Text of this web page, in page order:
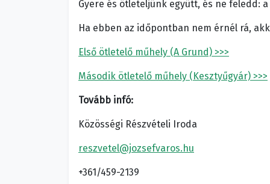
Gyere és ötleteljünk együtt, és ne feledd:
Ha ebben az időpontban nem érnél rá,
Első ötletelő műhely (A Grund) >>>
Második ötletelő műhely (Kesztyűgyár) >>>
Tovább infó:
Közösségi Részvételi Iroda
reszvetel@jozsefvaros.hu
+361/459-2139